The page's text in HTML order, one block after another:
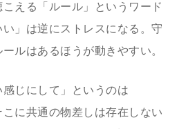
える「ルール」というワード
」は逆にストレスになる。守
ルはあるほうが動きやすい。
じにして」というのは
こに共通の物差しは存在しない